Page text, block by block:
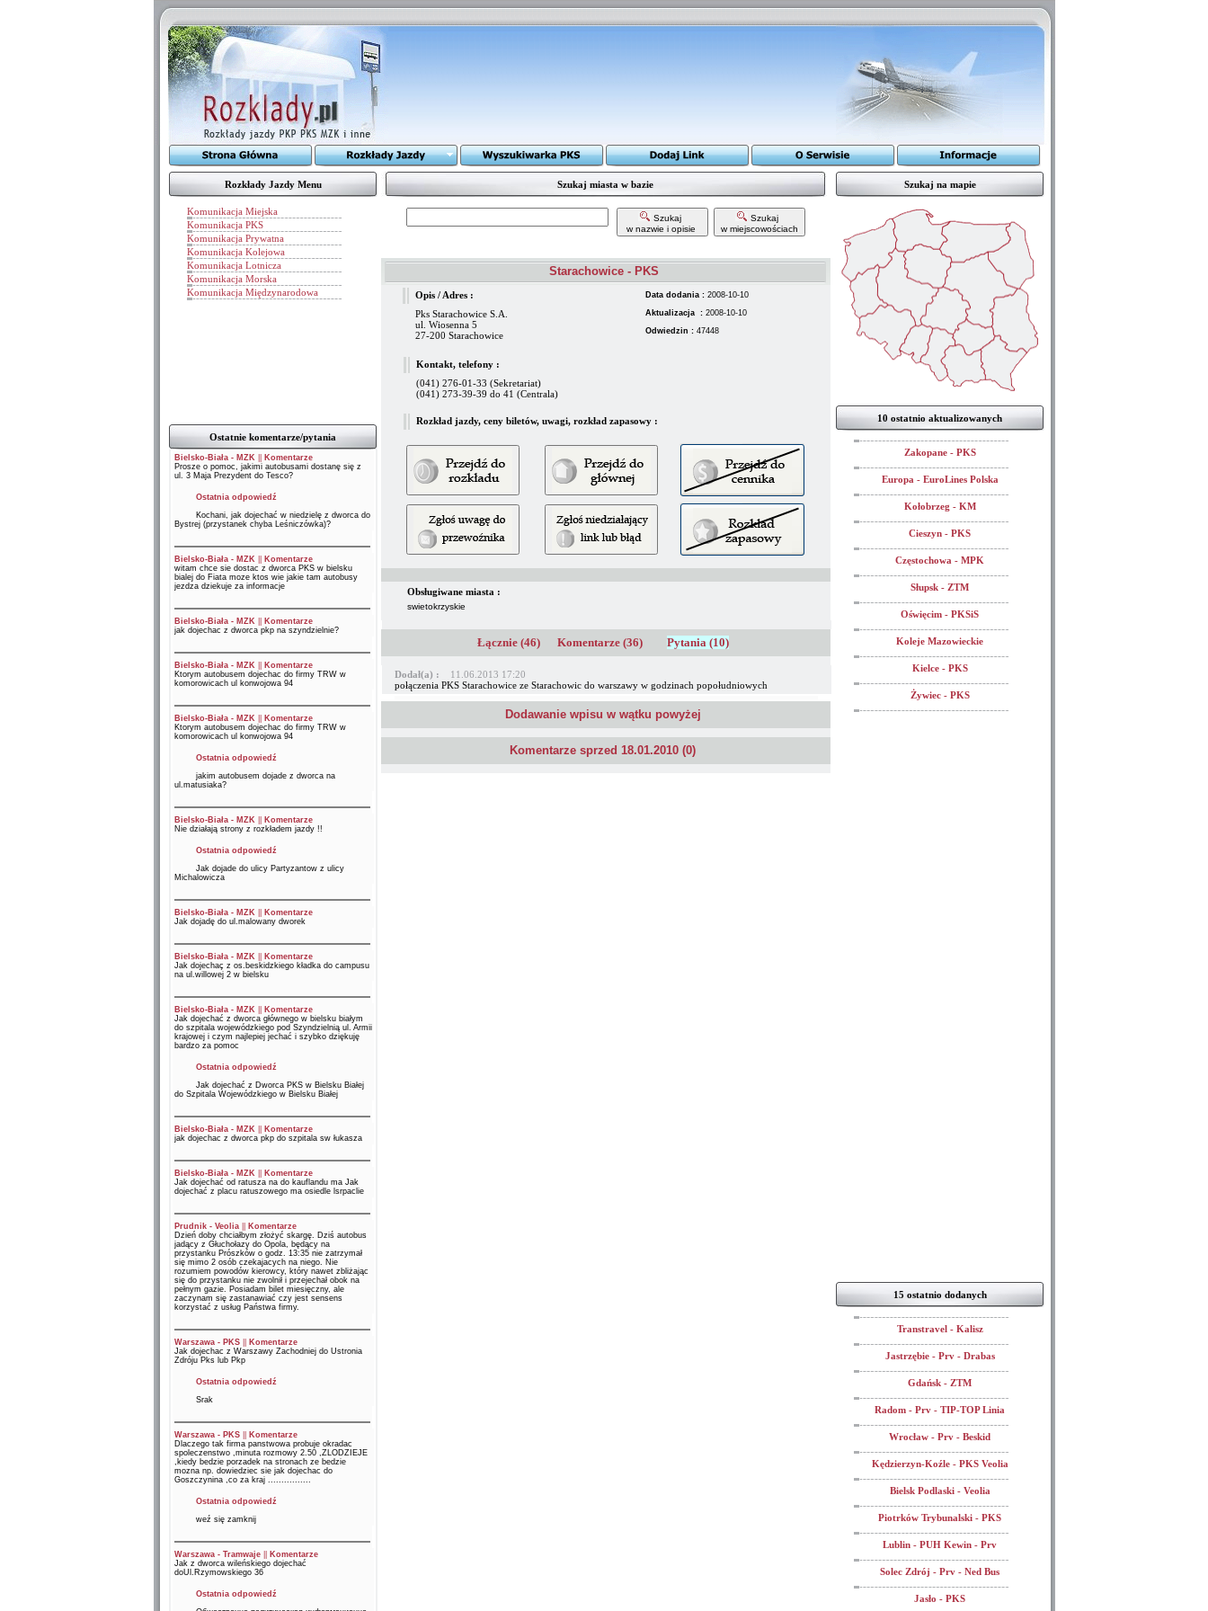
Rozkłady Jazdy Menu
Komunikacja Miejska
Komunikacja PKS
Komunikacja Prywatna
Komunikacja Kolejowa
Komunikacja Lotnicza
Komunikacja Morska
Komunikacja Międzynarodowa
Ostatnie komentarze/pytania
Bielsko-Biała - MZK||
Komentarze
Prosze o pomoc, jakimi autobusami dostanę się z
ul. 3 Maja Prezydent do Tesco?
Ostatnia odpowiedź
Kochani, jak dojechać w niedzielę z dworca do
Bystrej (przystanek chyba Leśniczówka)?
Bielsko-Biała - MZK||
Komentarze
witam chce sie dostac z dworca PKS w bielsku
bialej do Fiata moze ktos wie jakie tam autobusy
jezdza dziekuje za informacje
Bielsko-Biała - MZK||
Komentarze
jak dojechac z dworca pkp na szyndzielnie?
Bielsko-Biała - MZK||
Komentarze
Ktorym autobusem dojechac do firmy TRW w
komorowicach ul konwojowa 94
Bielsko-Biała - MZK||
Komentarze
Ktorym autobusem dojechac do firmy TRW w
komorowicach ul konwojowa 94
Ostatnia odpowiedź
jakim autobusem dojade z dworca na
ul.matusiaka?
Bielsko-Biała - MZK||
Komentarze
Nie działają strony z rozkładem jazdy !!
Ostatnia odpowiedź
Jak dojade do ulicy Partyzantow z ulicy
Michalowicza
Bielsko-Biała - MZK||
Komentarze
Jak dojadę do ul.malowany dworek
Bielsko-Biała - MZK||
Komentarze
Jak dojechaç z os.beskidzkiego kładka do campusu
na ul.willowej 2 w bielsku
Bielsko-Biała - MZK||
Komentarze
Jak dojechać z dworca głównego w bielsku białym
do szpitala wojewódzkiego pod Szyndzielnią ul. Armii
krajowej i czym najlepiej jechać i szybko dziękuję
bardzo za pomoc
Ostatnia odpowiedź
Jak dojechać z Dworca PKS w Bielsku Białej
do Szpitala Wojewódzkiego w Bielsku Białej
Bielsko-Biała - MZK||
Komentarze
jak dojechac z dworca pkp do szpitala sw łukasza
Bielsko-Biała - MZK||
Komentarze
Jak dojechać od ratusza na do kauflandu ma Jak
dojechać z placu ratuszowego ma osiedle lsrpaclie
Prudnik - Veolia||
Komentarze
Dzień doby chciałbym złożyć skargę. Dziś autobus
jadący z Głuchołazy do Opola, będący na
przystanku Prószków o godz. 13:35 nie zatrzymał
się mimo 2 osób czekajacych na niego. Nie
rozumiem powodów kierowcy, który nawet zbliżając
się do przystanku nie zwolnił i przejechał obok na
pełnym gazie. Posiadam bilet miesięczny, ale
zaczynam się zastanawiać czy jest sensens
korzystać z usług Państwa firmy.
Warszawa - PKS||
Komentarze
Jak dojechac z Warszawy Zachodniej do Ustronia
Zdróju Pks lub Pkp
Ostatnia odpowiedź
Srak
Warszawa - PKS||
Komentarze
Dlaczego tak firma panstwowa probuje okradac
spoleczenstwo ,minuta rozmowy 2.50 ,ZLODZIEJE
,kiedy bedzie porzadek na stronach ze bedzie
mozna np. dowiedziec sie jak dojechac do
Goszczynina ,co za kraj ................
Ostatnia odpowiedź
weź się zamknij
Warszawa - Tramwaje||
Komentarze
Jak z dworca wileńskiego dojechać
doUl.Rzymowskiego 36
Ostatnia odpowiedź
Szukaj miasta w bazie
Szukaj
w nazwie i opisie
Szukaj
w miejscowościach
Starachowice - PKS
Opis / Adres : Data dodania : 2008-10-10
Pks Starachowice S.A.
ul. Wiosenna 5
27-200 Starachowice
Aktualizacja : 2008-10-10
Odwiedzin : 47448
Kontakt, telefony :
(041) 276-01-33 (Sekretariat)
(041) 273-39-39 do 41 (Centrala)
Rozkład jazdy, ceny biletów, uwagi, rozkład zapasowy :
Obsługiwane miasta :
swietokrzyskie
Łącznie (46) Komentarze (36) Pytania (10)
Dodał(a) :
11.06.2013 17:20
połączenia PKS Starachowice ze Starachowic do warszawy w godzinach popołudniowych
Dodawanie wpisu w wątku powyżej
Komentarze sprzed 18.01.2010 (0)
Szukaj na mapie
10 ostatnio aktualizowanych
Zakopane - PKS
Europa - EuroLines Polska
Kołobrzeg - KM
Cieszyn - PKS
Częstochowa - MPK
Słupsk - ZTM
Oświęcim - PKSiS
Koleje Mazowieckie
Kielce - PKS
Żywiec - PKS
15 ostatnio dodanych
Transtravel - Kalisz
Jastrzębie - Prv - Drabas
Gdańsk - ZTM
Radom - Prv - TIP-TOP Linia
Wrocław - Prv - Beskid
Kędzierzyn-Koźle - PKS Veolia
Bielsk Podlaski - Veolia
Piotrków Trybunalski - PKS
Lublin - PUH Kewin - Prv
Solec Zdrój - Prv - Ned Bus
Jasło - PKS